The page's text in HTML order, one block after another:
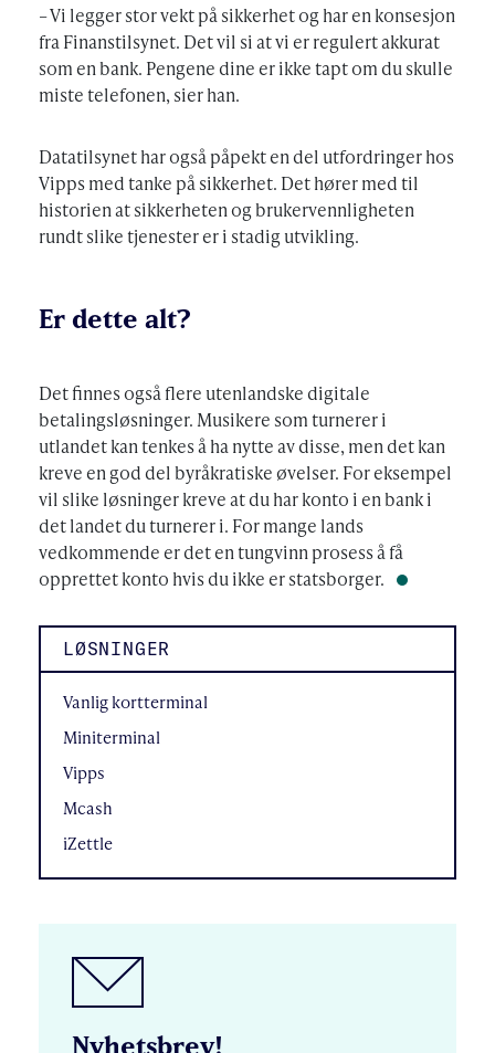
– Vi legger stor vekt på sikkerhet og har en konsesjon
fra Finanstilsynet. Det vil si at vi er regulert akkurat
som en bank. Pengene dine er ikke tapt om du skulle
miste telefonen, sier han.
Datatilsynet har også påpekt en del utfordringer hos
Vipps med tanke på sikkerhet. Det hører med til
historien at sikkerheten og brukervennligheten
rundt slike tjenester er i stadig utvikling.
Er dette alt?
Det finnes også flere utenlandske digitale
betalingsløsninger. Musikere som turnerer i
utlandet kan tenkes å ha nytte av disse, men det kan
kreve en god del byråkratiske øvelser. For eksempel
vil slike løsninger kreve at du har konto i en bank i
det landet du turnerer i. For mange lands
vedkommende er det en tungvinn prosess å få
opprettet konto hvis du ikke er statsborger.
LØSNINGER
Vanlig kortterminal
Miniterminal
Vipps
Mcash
iZettle
Nyhetsbrev!